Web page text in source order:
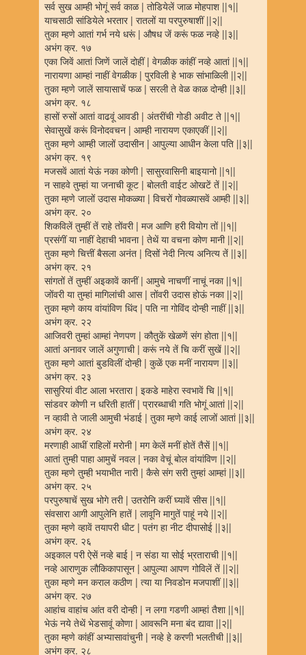
सर्व सुख आम्ही भोगूं सर्व काळ | तोडियेलें जाळ मोहपाश ||१||
याचसाठी सांडियेले भरतार | रातलों या परपुरुषाशीं ||२||
तुका म्हणे आतां गर्भ नये धरूं | औषध जें करूं फळ नव्हे ||३||
अभंग क्र. १७
एका जिवें आतां जिणें जालें दोहीं | वेगळीक कांहीं नव्हे आतां ||१||
नारायणा आम्हां नाहीं वेगळीक | पुरविली हे भाक सांभाळिली ||२||
तुका म्हणे जालें सायासाचें फळ | सरली ते वेळ काळ दोन्ही ||३||
अभंग क्र. १८
हासों रुसों आतां वाढवूं आवडी | अंतरींची गोडी अवीट ते ||१||
सेवासुखें करूं विनोदवचन | आम्ही नारायण एकाएकीं ||२||
तुका म्हणे आम्ही जालों उदासीन | आपुल्या आधीन केला पति ||३||
अभंग क्र. १९
मजसवें आतां येऊं नका कोणी | सासुरवासिनी बाइयानो ||१||
न साहवे तुम्हां या जनाची कूट | बोलती वाईट ओखटें तें ||२||
तुका म्हणे जालों उदास मोकळ्या | विचरों गोवळ्यासवें आम्ही ||३||
अभंग क्र. २०
शिकविलें तुम्हीं तें राहे तोंवरी | मज आणि हरी वियोग तों ||१||
प्रसंगीं या नाहीं देहाची भावना | तेथें या वचना कोण मानी ||२||
तुका म्हणे चित्तीं बैसला अनंत | दिसों नेदी नित्य अनित्य तें ||३||
अभंग क्र. २१
सांगतों तें तुम्हीं अइकावें कानीं | आमुचे नाचणीं नाचूं नका ||१||
जोंवरी या तुम्हां मागिलांची आस | तोंवरी उदास होऊं नका ||२||
तुका म्हणे काय वांयांविण धिंद | पति ना गोविंद दोन्ही नाहीं ||३||
अभंग क्र. २२
आजिवरी तुम्हां आम्हां नेणपण | कौतुकें खेळणें संग होता ||१||
आतां अनावर जालें अगुणाची | करूं नये तें चि करीं सुखें ||२||
तुका म्हणे आतां बुडविलीं दोन्ही | कुळें एक मनीं नारायण ||३||
अभंग क्र. २३
सासुरियां वीट आला भरतारा | इकडे माहेरा स्वभावें चि ||१||
सांडवर कोणी न धरिती हातीं | प्रारब्धाची गति भोगूं आतां ||२||
न व्हावी ते जाली आमुची भंडाई | तुका म्हणे काई लाजों आतां ||३||
अभंग क्र. २४
मरणाही आधीं राहिलों मरोनी | मग केलें मनीं होतें तैसें ||१||
आतां तुम्ही पाहा आमुचें नवल | नका वेचूं बोल वांयांविण ||२||
तुका म्हणे तुम्ही भयाभीत नारी | कैसे संग सरी तुम्हां आम्हां ||३||
अभंग क्र. २५
परपुरुषाचें सुख भोगे तरी | उतरोनि करीं घ्यावें सीस ||१||
संवसारा आगी आपुलेनि हातें | लावूनि मागुतें पाहूं नये ||२||
तुका म्हणे व्हावें तयापरी धीट | पतंग हा नीट दीपासोई ||३||
अभंग क्र. २६
अइकाल परी ऐसें नव्हे बाई | न संडा या सोई भ्रताराची ||१||
नव्हे आराणुक लौकिकापासून | आपुल्या आपण गोविलें तें ||२||
तुका म्हणे मन कराल कठीण | त्या या निवडोन मजपाशीं ||३||
अभंग क्र. २७
आहांच वाहांच आंत वरी दोन्ही | न लगा गडणी आम्हां तैशा ||१||
भेऊं नये तेथें भेडसावूं कोणा | आवरूनि मना बंद द्यावा ||२||
तुका म्हणे कांहीं अभ्यासावांचुनी | नव्हे हे करणी भलतीची ||३||
अभंग क्र. २८